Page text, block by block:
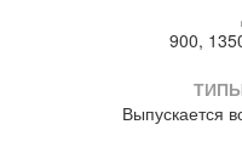
900,
Выпускается